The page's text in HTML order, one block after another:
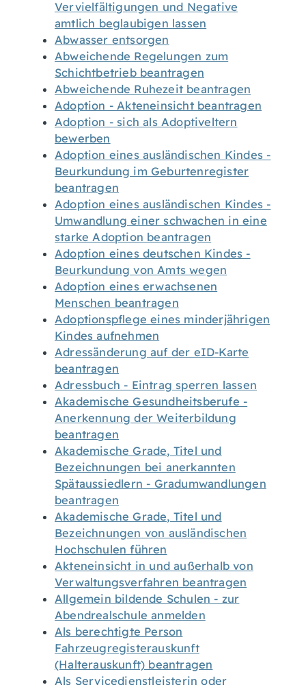
Vervielfältigungen und Negative
amtlich beglaubigen lassen
Abwasser entsorgen
Abweichende Regelungen zum
Schichtbetrieb beantragen
Abweichende Ruhezeit beantragen
Adoption - Akteneinsicht beantragen
Adoption - sich als Adoptiveltern
bewerben
Adoption eines ausländischen Kindes -
Beurkundung im Geburtenregister
beantragen
Adoption eines ausländischen Kindes -
Umwandlung einer schwachen in eine
starke Adoption beantragen
Adoption eines deutschen Kindes -
Beurkundung von Amts wegen
Adoption eines erwachsenen
Menschen beantragen
Adoptionspflege eines minderjährigen
Kindes aufnehmen
Adressänderung auf der eID-Karte
beantragen
Adressbuch - Eintrag sperren lassen
Akademische Gesundheitsberufe -
Anerkennung der Weiterbildung
beantragen
Akademische Grade, Titel und
Bezeichnungen bei anerkannten
Spätaussiedlern - Gradumwandlungen
beantragen
Akademische Grade, Titel und
Bezeichnungen von ausländischen
Hochschulen führen
Akteneinsicht in und außerhalb von
Verwaltungsverfahren beantragen
Allgemein bildende Schulen - zur
Abendrealschule anmelden
Als berechtigte Person
Fahrzeugregisterauskunft
(Halterauskunft) beantragen
Als Servicedienstleisterin oder